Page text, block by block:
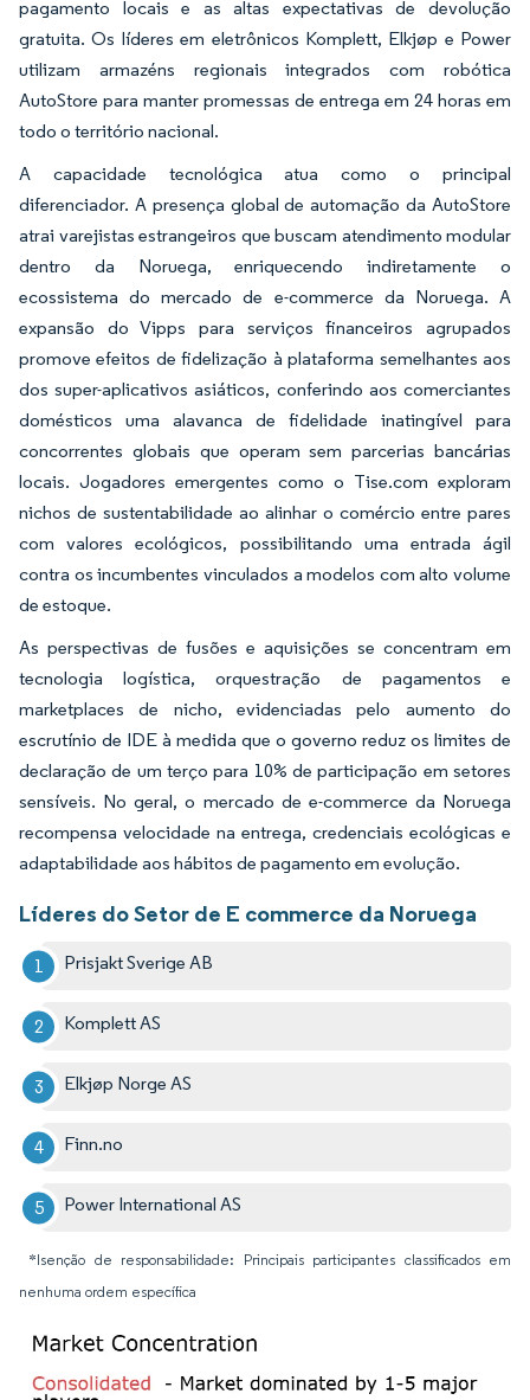
pagamento locais e as altas expectativas de devolução
gratuita. Os líderes em eletrônicos Komplett, Elkjøp e Power
utilizam armazéns regionais integrados com robótica
AutoStore para manter promessas de entrega em 24 horas em
todo o território nacional.
A capacidade tecnológica atua como o principal
diferenciador. A presença global de automação da AutoStore
atrai varejistas estrangeiros que buscam atendimento modular
dentro da Noruega, enriquecendo indiretamente o
ecossistema do mercado de e-commerce da Noruega. A
expansão do Vipps para serviços financeiros agrupados
promove efeitos de fidelização à plataforma semelhantes aos
dos super-aplicativos asiáticos, conferindo aos comerciantes
domésticos uma alavanca de fidelidade inatingível para
concorrentes globais que operam sem parcerias bancárias
locais. Jogadores emergentes como o Tise.com exploram
nichos de sustentabilidade ao alinhar o comércio entre pares
com valores ecológicos, possibilitando uma entrada ágil
contra os incumbentes vinculados a modelos com alto volume
de estoque.
As perspectivas de fusões e aquisições se concentram em
tecnologia logística, orquestração de pagamentos e
marketplaces de nicho, evidenciadas pelo aumento do
escrutínio de IDE à medida que o governo reduz os limites de
declaração de um terço para 10% de participação em setores
sensíveis. No geral, o mercado de e-commerce da Noruega
recompensa velocidade na entrega, credenciais ecológicas e
adaptabilidade aos hábitos de pagamento em evolução.
Líderes do Setor de E commerce da Noruega
Prisjakt Sverige AB
Komplett AS
Elkjøp Norge AS
Finn.no
Power International AS
*Isenção de responsabilidade: Principais participantes classificados em
nenhuma ordem específica